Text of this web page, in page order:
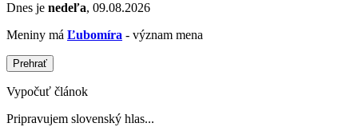
Dnes je nedeľa, 09.08.2026
Meniny má Ľubomíra - význam mena
Prehrať
Vypočuť článok
Pripravujem slovenský hlas...